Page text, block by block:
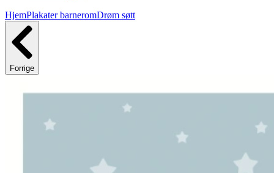
HjemPlakater barneromDrøm søtt
Forrige